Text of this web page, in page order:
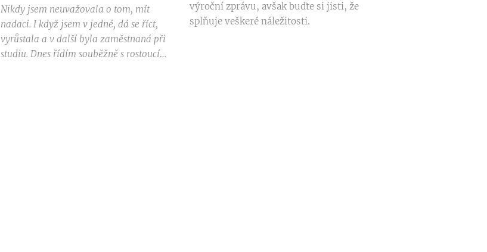
Nikdy jsem neuvažovala o tom, mít
nadaci. I když jsem v jedné, dá se říct,
vyrůstala a v další byla zaměstnaná při
studiu. Dnes řídím souběžně s rostoucí
výroční zprávu, avšak buďte si jisti, že
splňuje veškeré náležitosti.